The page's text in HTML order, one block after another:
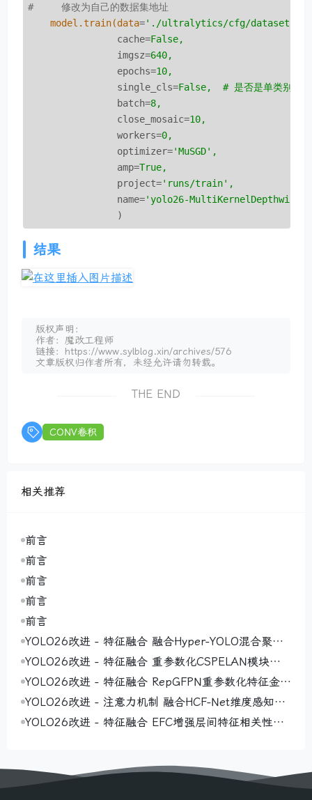
#     修改为自己的数据集地址
model.train(data='./ultralytics/cfg/datasets/
cache=False,
imgsz=640,
epochs=10,
single_cls=False,  # 是否是单类别检测
batch=8,
close_mosaic=10,
workers=0,
optimizer='MuSGD',
amp=True,
project='runs/train',
name='yolo26-
)
结果
版权声明：
作者：魔改工程师
链接：https://www.sylblog.xin/archives/576
文章版权归作者所有，未经允许请勿转载。
THE END
CONV卷积
相关推荐
前言
前言
前言
前言
前言
YOLO26改进 - 特征融合 融合Hyper-YOLO混合聚合
网络MANet（Mixed Aggregation Network）通过多
路径设计实现高效特征学习与模型适应性提升
YOLO26改进 - 特征融合 重参数化CSPELAN模块（R
eparameterized CSPELAN Module）通过结构重参
数化实现高效特征提取
YOLO26改进 - 特征融合 RepGFPN重参数化特征金字
塔网络 ，实现高效多尺度特征交互与融合
YOLO26改进 - 注意力机制 融合HCF-Net维度感知选
择性整合模块DASI 增强小目标显著性
YOLO26改进 - 特征融合 EFC增强层间特征相关性，